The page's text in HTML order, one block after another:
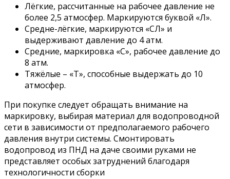
Лёгкие, рассчитанные на рабочее давление не
более 2,5 атмосфер. Маркируются буквой «Л».
Средне-лёгкие, маркируются «СЛ» и
выдерживают давление до 4 атм.
Средние, маркировка «С», рабочее давление до
8 атм.
Тяжёлые – «Т», способные выдержать до 10
атмосфер.
При покупке следует обращать внимание на
маркировку, выбирая материал для водопроводной
сети в зависимости от предполагаемого рабочего
давления внутри системы. Смонтировать
водопровод из ПНД на даче своими руками не
представляет особых затруднений благодаря
технологичности сборки